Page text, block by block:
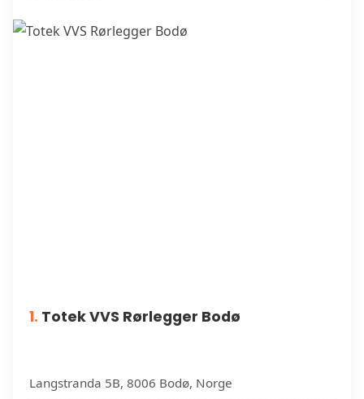
1. Totek VVS Rørlegger Bodø
Langstranda 5B, 8006 Bodø, Norge